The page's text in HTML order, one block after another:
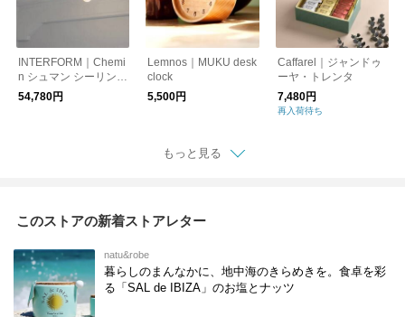
INTERFORM｜Chemi
n シュマン シーリング
ライト
54,780円
Lemnos｜MUKU desk
clock
5,500円
Caffarel｜ジャンドゥ
ーヤ・トレンタ
7,480円
再入荷待ち
もっと見る
このストアの新着ストアレター
natu&robe
暮らしのまんなかに、地中海のきらめきを。食卓を彩
る「SAL de IBIZA」のお塩とナッツ